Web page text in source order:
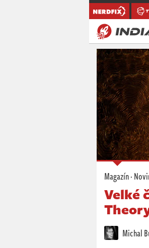
Magazín·
Velké
Michal